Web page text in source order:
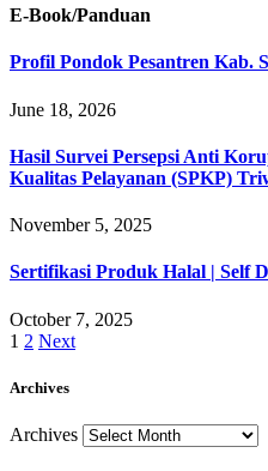
E-Book/Panduan
Profil Pondok Pesantren Kab.
June 18, 2026
Hasil Survei Persepsi Anti
Kualitas Pelayanan (SPKP)
November 5, 2025
Sertifikasi Produk Halal | Self
October 7, 2025
1 2 Next
Archives
Archives